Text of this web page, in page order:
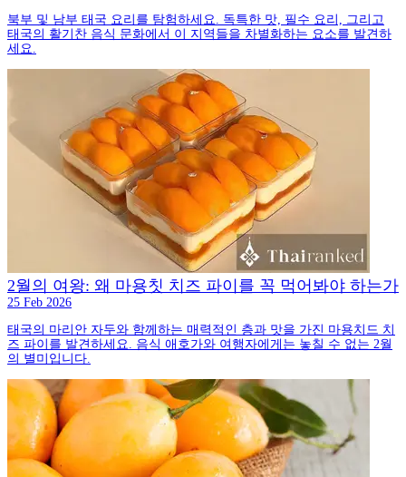
북부 및 남부 태국 요리를 탐험하세요. 독특한 맛, 필수 요리, 그리고
태국의 활기찬 음식 문화에서 이 지역들을 차별화하는 요소를 발견하
세요.
2월의 여왕: 왜 마용칫 치즈 파이를 꼭 먹어봐야 하는가
25 Feb 2026
태국의 마리안 자두와 함께하는 매력적인 층과 맛을 가진 마용치드 치
즈 파이를 발견하세요. 음식 애호가와 여행자에게는 놓칠 수 없는 2월
의 별미입니다.